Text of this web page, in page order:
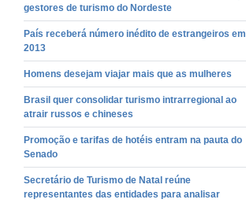
gestores de turismo do Nordeste
País receberá número inédito de estrangeiros em
2013
Homens desejam viajar mais que as mulheres
Brasil quer consolidar turismo intrarregional ao
atrair russos e chineses
Promoção e tarifas de hotéis entram na pauta do
Senado
Secretário de Turismo de Natal reúne
representantes das entidades para analisar